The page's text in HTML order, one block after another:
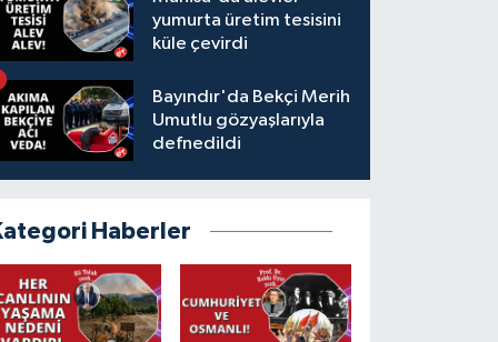
yumurta üretim tesisini
küle çevirdi
Bayındır'da Bekçi Merih
Umutlu gözyaşlarıyla
defnedildi
Haberler